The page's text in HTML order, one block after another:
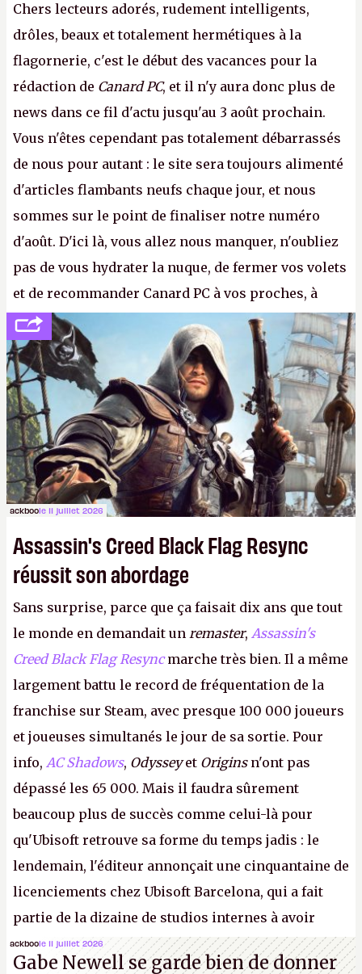
Chers lecteurs adorés, rudement intelligents,
drôles, beaux et totalement hermétiques à la
flagornerie, c'est le début des vacances pour la
rédaction de Canard PC, et il n'y aura donc plus de
news dans ce fil d'actu jusqu'au 3 août prochain.
Vous n'êtes cependant pas totalement débarrassés
de nous pour autant : le site sera toujours alimenté
d'articles flambants neufs chaque jour, et nous
sommes sur le point de finaliser notre numéro
d'août. D'ici là, vous allez nous manquer, n'oubliez
pas de vous hydrater la nuque, de fermer vos volets
et de recommander Canard PC à vos proches, à
votre famille et aux inconnus que vous croisez
dans la rue. Bon été à tous ! –ER.
ackboole 11 juillet 2026
Assassin's Creed Black Flag Resync
réussit son abordage
Sans surprise, parce que ça faisait dix ans que tout
le monde en demandait un remaster, Assassin's
Creed Black Flag Resyncmarche très bien. Il a même
largement battu le record de fréquentation de la
franchise sur Steam, avec presque 100 000 joueurs
et joueuses simultanés le jour de sa sortie. Pour
info, AC Shadows, Odysseyet Originsn'ont pas
dépassé les 65 000. Mais il faudra sûrement
beaucoup plus de succès comme celui-là pour
qu'Ubisoft retrouve sa forme du temps jadis : le
lendemain, l'éditeur annonçait une cinquantaine de
licenciements chez Ubisoft Barcelona, qui a fait
partie de la dizaine de studios internes à avoir
travaillé sur cetAssassin's Creedsous la direction
d'Ubisoft Singapour.A.
ackboole 11 juillet 2026
Gabe Newell se garde bien de donner